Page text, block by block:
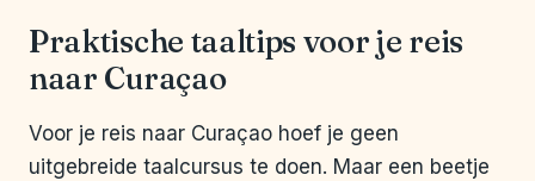
Praktische taaltips voor je reis
naar Curaçao
Voor je reis naar Curaçao hoef je geen
uitgebreide taalcursus te doen. Maar een beetje